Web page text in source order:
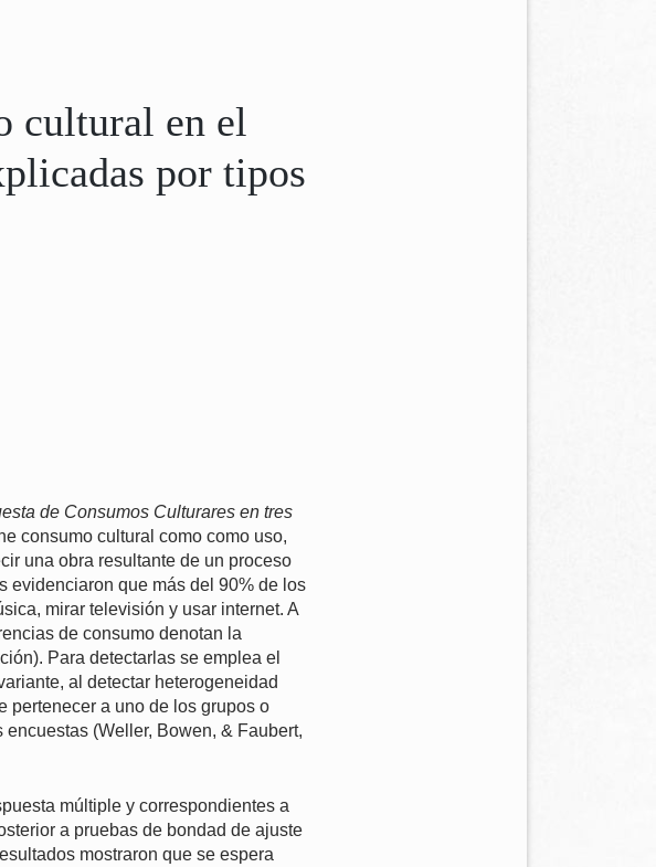
cultural en el
por tipos
de Consumos Culturares en tres
consumo cultural como como uso,
una obra resultante de un proceso
evidenciaron que más del 90% de los
mirar televisión y usar internet. A
de consumo denotan la
Para detectarlas se emplea el
al detectar heterogeneidad
pertenecer a uno de los grupos o
(Weller, Bowen, & Faubert,
múltiple y correspondientes a
a pruebas de bondad de ajuste
mostraron que se espera